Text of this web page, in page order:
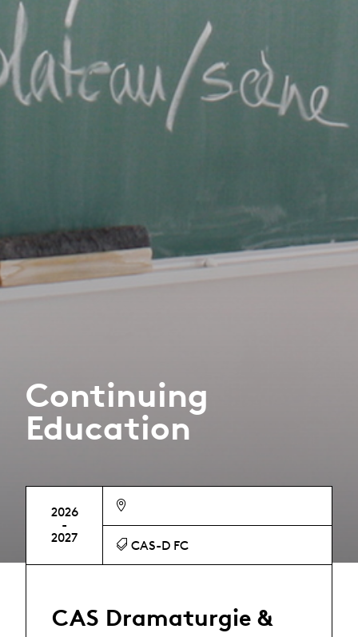
Continuing
Education
2026
-
2027
CAS-D FC
CAS Dramaturgie &